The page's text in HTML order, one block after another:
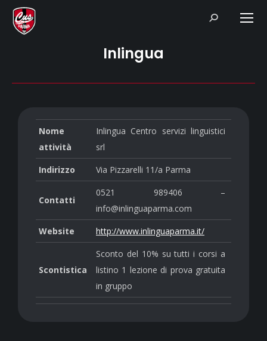
Search:
Inlingua
Nome
attività
Inlingua Centro servizi linguistici
srl
Indirizzo
Via Pizzarelli 11/a Parma
Contatti
0521 989406 –
info@inlinguaparma.com
Website
http://www.inlinguaparma.it/
Scontistica
Sconto del 10% su tutti i corsi a
listino 1 lezione di prova gratuita
in gruppo